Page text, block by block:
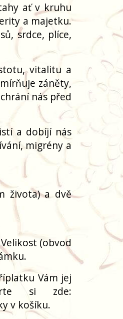
ať v kruhu
a majetku.
srdce, plíce,
vitalitu a
záněty,
nás před
a dobíjí nás
migrény a
života) a dvě
(obvod
Vám jej
si zde:
v košíku.